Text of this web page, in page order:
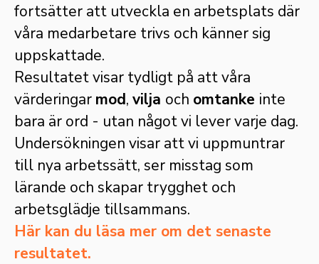
fortsätter att utveckla en arbetsplats där
våra medarbetare trivs och känner sig
uppskattade.
Resultatet visar tydligt på att våra
värderingar mod, vilja och omtanke inte
bara är ord - utan något vi lever varje dag.
Undersökningen visar att vi uppmuntrar
till nya arbetssätt, ser misstag som
lärande och skapar trygghet och
arbetsglädje tillsammans.
Här kan du läsa mer om det senaste
resultatet.